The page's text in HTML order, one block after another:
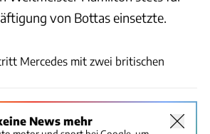
von Bottas einsetzte.
Mercedes mit zwei britischen
News mehr